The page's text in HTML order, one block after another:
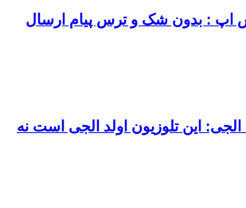
اپ : بدون شک و ترس پیام ارسال
الجی: این تلوزیون اولد الجی است نه